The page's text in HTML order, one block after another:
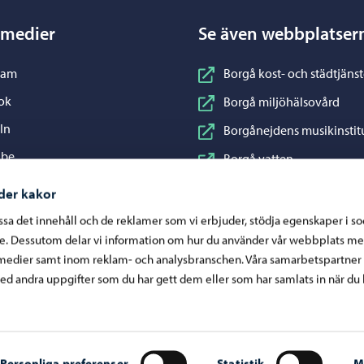
kakor
det innehåll och de reklamer som vi erbjuder, stödja egenskaper i
Dessutom delar vi information om hur du använder vår webbplats
samt inom reklam- och analysbranschen. Våra samarbetspartner
andra uppgifter som du har gett dem eller som har samlats in när du
Se även
Borgå kost- och
Borgå miljöhälsovård
Borgånejdens
Borgå vatten
Konstfabriken
Visit Porvoo
Östra Nylands